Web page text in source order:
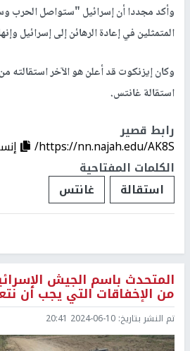
وأكد مجددا أن إسرائيل "ستواصل الحرب
المتمثلين في إعادة الرهائن إلى إسرائيل
وكان إيزنكوت قد أعلن هو الآخر استقالته
استقالة غانتس.
رابط قصير
https://nn.najah.edu/AK8S/
الكلمات المفتاحية
استقالة
غانتس
المتحدث باسم الجيش
من الإخفاقات التي يجب أن
تم النشر بتاريخ: 2024-06-10 20:41